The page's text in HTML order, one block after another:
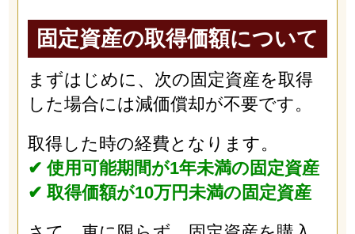
固定資産の取得価額について
まずはじめに、次の固定資産を取得
した場合には減価償却が不要です。
取得した時の経費となります。
✔︎ 使用可能期間が1年未満の固定資産
✔︎ 取得価額が10万円未満の固定資産